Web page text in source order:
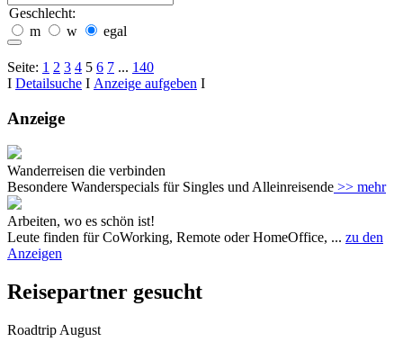
Geschlecht:
m
w egal
Seite: 1 2 3 4 5 6 7 ... 140
I Detailsuche I Anzeige aufgeben I
Anzeige
Wanderreisen die verbinden
Besondere Wanderspecials für Singles und Alleinreisende >> mehr
Arbeiten, wo es schön ist!
Leute finden für CoWorking, Remote oder HomeOffice, ... zu den
Anzeigen
Reisepartner gesucht
Roadtrip August